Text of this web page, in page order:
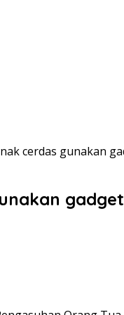
cerdas gunakan
gadget